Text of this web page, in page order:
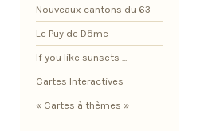
Nouveaux cantons du 63
Le Puy de Dôme
If you like sunsets ...
Cartes Interactives
« Cartes à thèmes »